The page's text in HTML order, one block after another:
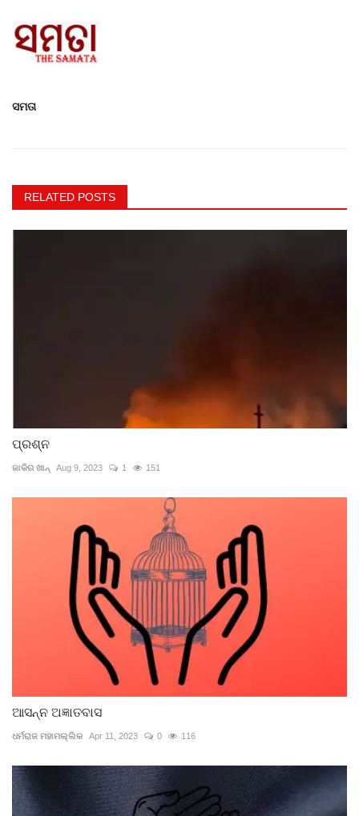
ସମତା
RELATED POSTS
ପ୍ରଶ୍ନ
ଜାକିର ଖାନ୍ Aug 9, 2023 1 151
ଆସନ୍ନ ଅଜ୍ଞାତବାସ
ଧର୍ମରାଜ ମହାମଲ୍ଲିକ Apr 11, 2023 0 116